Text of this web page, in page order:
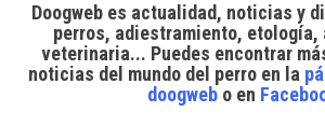
Doogweb es actualidad, noticias y
perros, adiestramiento, etología,
veterinaria... Puedes encontrar
noticias del mundo del perroen la
doogweb o en